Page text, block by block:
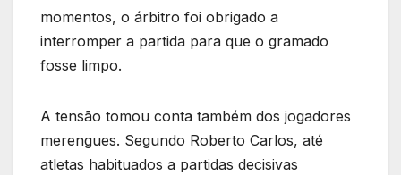
momentos, o árbitro foi obrigado a
interromper a partida para que o gramado
fosse limpo.
A tensão tomou conta também dos jogadores
merengues. Segundo Roberto Carlos, até
atletas habituados a partidas decisivas